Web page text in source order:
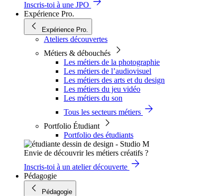
Inscris-toi à une JPO
Expérience Pro.
Expérience Pro.
Ateliers découvertes
Métiers & débouchés
Les métiers de la photographie
Les métiers de l’audiovisuel
Les métiers des arts et du design
Les métiers du jeu vidéo
Les métiers du son
Tous les secteurs métiers
Portfolio Étudiant
Portfolio des étudiants
Envie de découvrir les métiers créatifs ?
Inscris-toi à un atelier découverte
Pédagogie
Pédagogie